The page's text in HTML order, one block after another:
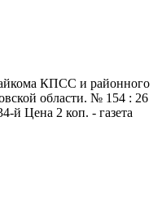
КПСС и районного
области. № 154 : 26
й Цена 2 коп. - газета